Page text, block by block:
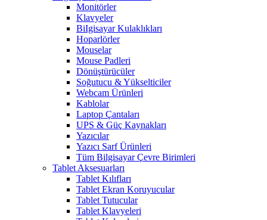
Monitörler
Klavyeler
BiIgisayar Kulaklıkları
Hoparlörler
Mouselar
Mouse Padleri
Dönüştürücüler
Soğutucu & Yükselticiler
Webcam Ürünleri
Kablolar
Laptop Çantaları
UPS & Güç Kaynakları
Yazıcılar
Yazıcı Sarf Ürünleri
Tüm Bilgisayar Çevre Birimleri
Tablet Aksesuarları
Tablet Kılıfları
Tablet Ekran Koruyucular
Tablet Tutucular
Tablet Klavyeleri